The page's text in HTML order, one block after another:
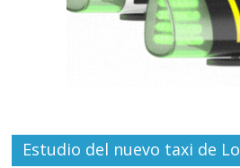
Estudio del nuevo taxi de